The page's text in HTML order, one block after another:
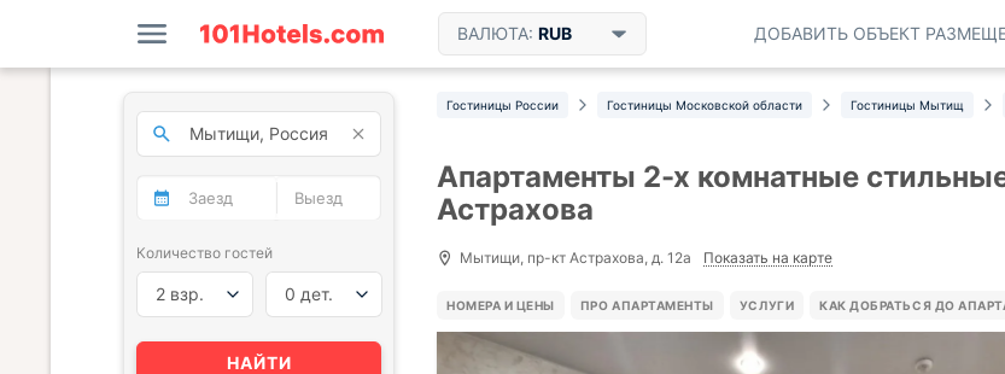
ВАЛЮТА: RUB ДОБАВИТЬ ОБЪЕКТ
Гостиницы России Гостиницы Московской области Гостиницы Мытищ
Апартаменты 2-х комнатные
Астрахова
Мытищи, пр-кт Астрахова, д. 12а Показать на карте
НОМЕРА И ЦЕНЫ ПРО АПАРТАМЕНТЫ УСЛУГИ КАК ДОБРАТЬСЯ ДО
Количество гостей
2 взр. 0 дет.
НАЙТИ